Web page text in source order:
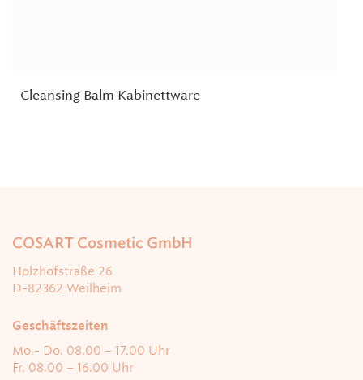
Cleansing Balm Kabinettware
COSART Cosmetic GmbH
Holzhofstraße 26
D-82362 Weilheim
Geschäftszeiten
Mo.- Do. 08.00 – 17.00 Uhr
Fr. 08.00 – 16.00 Uhr